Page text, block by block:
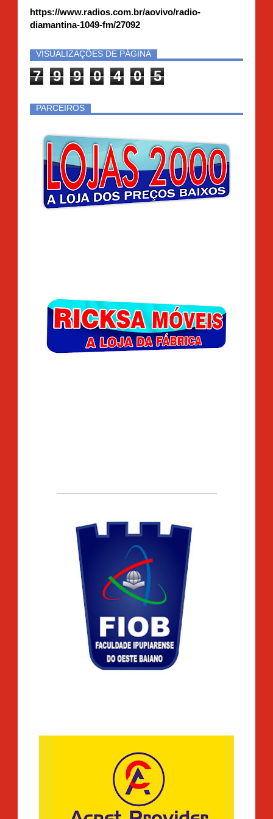
https://www.radios.com.br/aovivo/radio-
diamantina-1049-fm/27092
VISUALIZAÇÕES DE PÁGINA
7 9 9 0 4 0 5
PARCEIROS